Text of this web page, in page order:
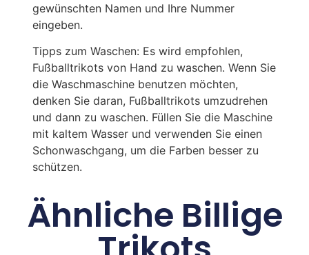
gewünschten Namen und Ihre Nummer
eingeben.
Tipps zum Waschen: Es wird empfohlen,
Fußballtrikots von Hand zu waschen. Wenn Sie
die Waschmaschine benutzen möchten,
denken Sie daran, Fußballtrikots umzudrehen
und dann zu waschen. Füllen Sie die Maschine
mit kaltem Wasser und verwenden Sie einen
Schonwaschgang, um die Farben besser zu
schützen.
Ähnliche Billige